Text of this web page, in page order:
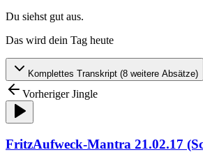
Du siehst gut aus.
Das wird dein Tag heute
Komplettes Transkript (8 weitere Absätze)
Vorheriger Jingle
FritzAufweck-Mantra 21.02.17